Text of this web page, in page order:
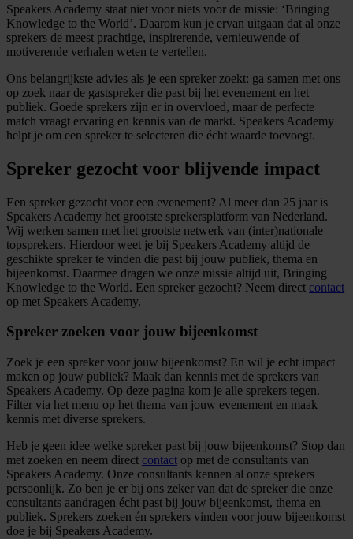
Speakers Academy staat niet voor niets voor de missie: ‘Bringing
Knowledge to the World’. Daarom kun je ervan uitgaan dat al onze
sprekers de meest prachtige, inspirerende, vernieuwende of
motiverende verhalen weten te vertellen.
Ons belangrijkste advies als je een spreker zoekt: ga samen met ons
op zoek naar de gastspreker die past bij het evenement en het
publiek. Goede sprekers zijn er in overvloed, maar de perfecte
match vraagt ervaring en kennis van de markt. Speakers Academy
helpt je om een spreker te selecteren die écht waarde toevoegt.
Spreker gezocht voor blijvende impact
Een spreker gezocht voor een evenement? Al meer dan 25 jaar is
Speakers Academy het grootste sprekersplatform van Nederland.
Wij werken samen met het grootste netwerk van (inter)nationale
topsprekers. Hierdoor weet je bij Speakers Academy altijd de
geschikte spreker te vinden die past bij jouw publiek, thema en
bijeenkomst. Daarmee dragen we onze missie altijd uit, Bringing
Knowledge to the World. Een spreker gezocht? Neem direct contact
op met Speakers Academy.
Spreker zoeken voor jouw bijeenkomst
Zoek je een spreker voor jouw bijeenkomst? En wil je echt impact
maken op jouw publiek? Maak dan kennis met de sprekers van
Speakers Academy. Op deze pagina kom je alle sprekers tegen.
Filter via het menu op het thema van jouw evenement en maak
kennis met diverse sprekers.
Heb je geen idee welke spreker past bij jouw bijeenkomst? Stop dan
met zoeken en neem direct contact op met de consultants van
Speakers Academy. Onze consultants kennen al onze sprekers
persoonlijk. Zo ben je er bij ons zeker van dat de spreker die onze
consultants aandragen écht past bij jouw bijeenkomst, thema en
publiek. Sprekers zoeken én sprekers vinden voor jouw bijeenkomst
doe je bij Speakers Academy.